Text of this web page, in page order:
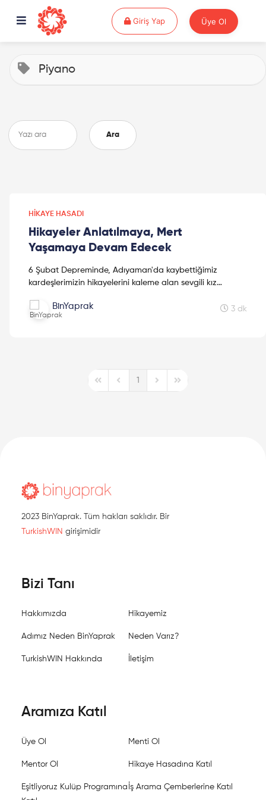
Giriş YapGiriş Yap Üye Ol
Piyano
Ara
HIKAYE HASADI
Hikayeler Anlatılmaya, Mert
Yaşamaya Devam Edecek
6 Şubat Depreminde, Adıyaman'da kaybettiğimiz
kardeşlerimizin hikayelerini kaleme alan sevgili kız
BinYaprak 3 dk
First PagePrevious Page
1
Next PageLast Page
2023 BinYaprak. Tüm hakları saklıdır. Bir
TurkishWIN girişimidir
Bizi Tanı
Hakkımızda Hikayemiz
Adımız Neden BinYaprak Neden Varız?
TurkishWIN Hakkında İletişim
Aramıza Katıl
Üye Ol Menti Ol
Mentor Ol Hikaye Hasadına Katıl
Eşitliyoruz Kulüp Programına İş Arama Çemberlerine Katıl